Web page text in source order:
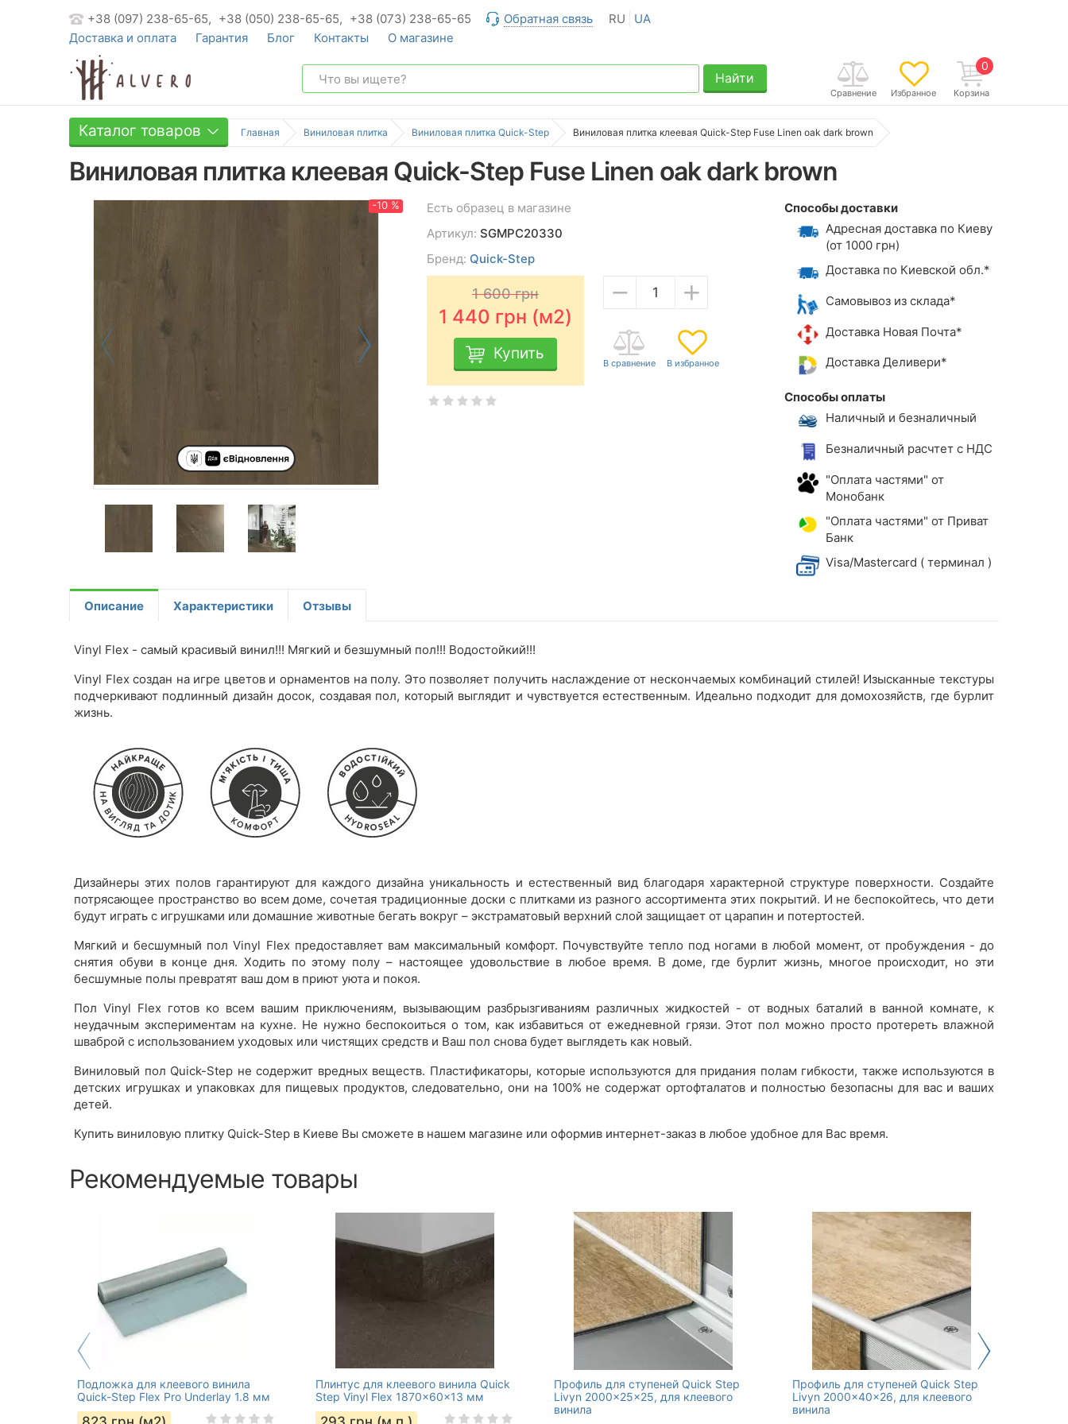
+38 (097) 238-65-65, +38 (050) 238-65-65, +38 (073) 238-65-65 Обратная связь RU
UA
Доставка и оплата
Гарантия Блог Контакты О магазине
0
Корзина
Избранное
Сравнение
Найти
Каталог товаров Главная Виниловая плитка Виниловая плитка Quick-Step Виниловая плитка клеевая Quick-Step Fuse Linen oak dark brown
Виниловая плитка клеевая Quick-Step Fuse Linen oak dark brown
-10 %
Есть образец в магазине
Артикул: SGMPC20330
Бренд: Quick-Step
1 600грн
1 440 грн (м2)
Купить
− +
Способы доставки
Адресная доставка по Киеву
(от 1000 грн)
Доставка по Киевской обл.*
Самовывоз из склада*
Доставка Новая Почта*
Доставка Деливери*
Способы оплаты
Наличный и безналичный
Безналичный расчтет с НДС
"Оплата частями" от
Монобанк
"Оплата частями" от Приват
Банк
Visa/Mastercard ( терминал )
Описание Характеристики Отзывы
Vinyl Flex - самый красивый винил!!! Мягкий и безшумный пол!!! Водостойкий!!!
Vinyl Flex создан на игре цветов и орнаментов на полу. Это позволяет получить наслаждение от нескончаемых комбинаций стилей! Изысканные текстуры
подчеркивают подлинный дизайн досок, создавая пол, который выглядит и чувствуется естественным. Идеально подходит для домохозяйств, где бурлит
жизнь.
Дизайнеры этих полов гарантируют для каждого дизайна уникальность и естественный вид благодаря характерной структуре поверхности. Создайте
потрясающее пространство во всем доме, сочетая традиционные доски с плитками из разного ассортимента этих покрытий. И не беспокойтесь, что дети
будут играть с игрушками или домашние животные бегать вокруг – экстраматовый верхний слой защищает от царапин и потертостей.
Мягкий и бесшумный пол Vinyl Flex предоставляет вам максимальный комфорт. Почувствуйте тепло под ногами в любой момент, от пробуждения - до
снятия обуви в конце дня. Ходить по этому полу – настоящее удовольствие в любое время. В доме, где бурлит жизнь, многое происходит, но эти
бесшумные полы превратят ваш дом в приют уюта и покоя.
Пол Vinyl Flex готов ко всем вашим приключениям, вызывающим разбрызгиваниям различных жидкостей - от водных баталий в ванной комнате, к
неудачным экспериментам на кухне. Не нужно беспокоиться о том, как избавиться от ежедневной грязи. Этот пол можно просто протереть влажной
шваброй с использованием уходовых или чистящих средств и Ваш пол снова будет выглядеть как новый.
Виниловый пол Quick-Step не содержит вредных веществ. Пластификаторы, которые используются для придания полам гибкости, также используются в
детских игрушках и упаковках для пищевых продуктов, следовательно, они на 100% не содержат ортофталатов и полностью безопасны для вас и ваших
детей.
Купить виниловую плитку Quick-Step в Киеве Вы сможете в нашем магазине или оформив интернет-заказ в любое удобное для Вас время.
Рекомендуемые товары
Подложка для клеевого винила
Quick-Step Flex Pro Underlay 1.8 мм
Плинтус для клеевого винила Quick
Step Vinyl Flex 1870x60x13 мм
Профиль для ступеней Quick Step
Livyn 2000x25x25, для клеевого
винила
Профиль для ступеней Quick Step
Livyn 2000x40x26, для клеевого
винила